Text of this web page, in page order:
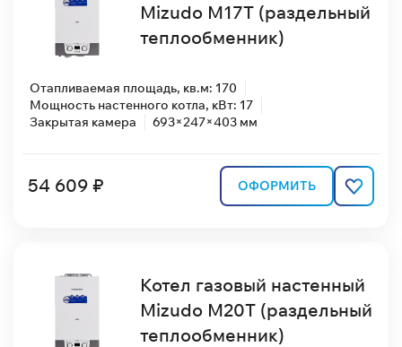
Mizudo M17T (раздельный
теплообменник)
Отапливаемая площадь, кв.м: 170
Мощность настенного котла, кВт: 17
Закрытая камера
693×247×403 мм
54 609 ₽ ОФОРМИТЬ
Котел газовый настенный
Mizudo M20T (раздельный
теплообменник)